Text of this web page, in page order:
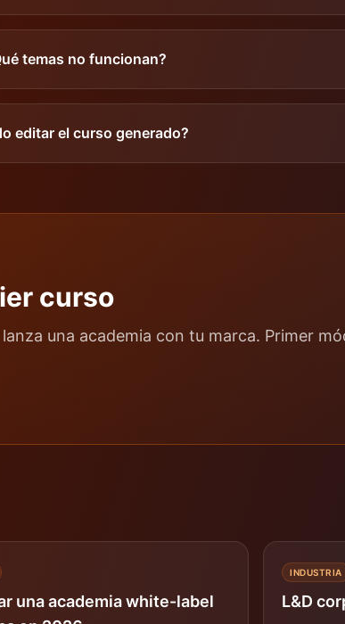
temas no funcionan?
editar el curso generado?
curso
una academia con tu marca. Primer
una academia white-label
INDUSTRIA
L&D